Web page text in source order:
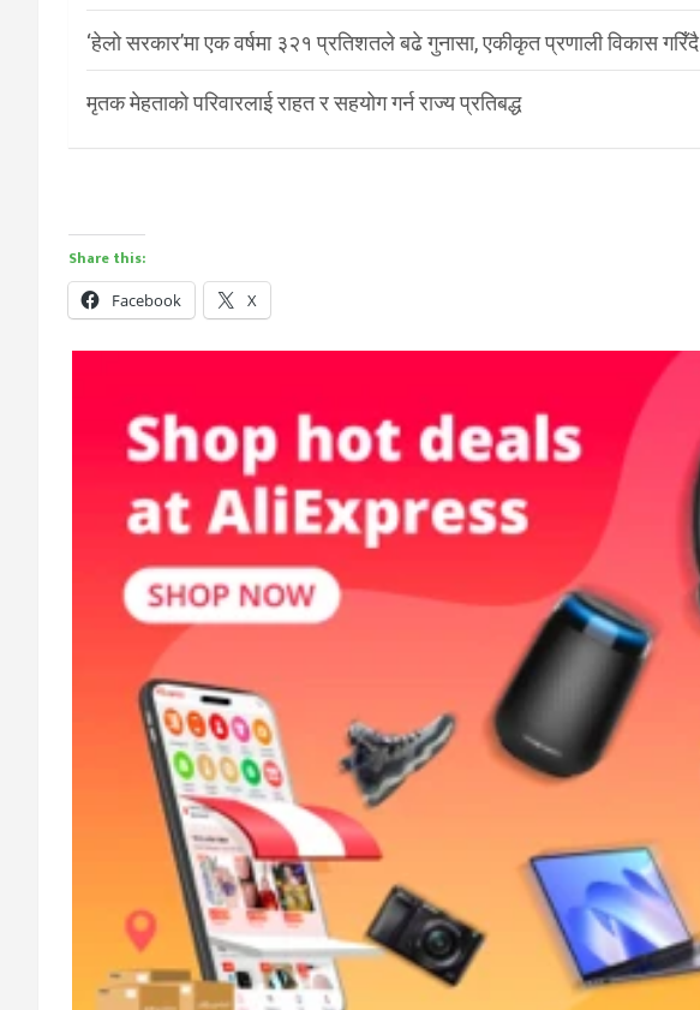
‘हेलो सरकार’मा एक वर्षमा ३२१ प्रतिशतले बढे गुनासा, एकीकृत प्रणाली विकास गरिँदै
मृतक मेहताको परिवारलाई राहत र सहयोग गर्न राज्य प्रतिबद्ध
Share this:
Facebook X